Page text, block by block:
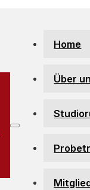
Home
Über